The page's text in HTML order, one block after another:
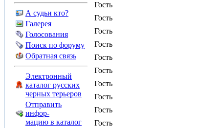
А судьи кто?
Галерея
Голосования
Поиск по форуму
Обратная связь
Электронный
каталог русских
черных терьеров
Отправить
инфор-
мацию в каталог
Гость
Гость
Гость
Гость
Гость
Гость
Гость
Гость
Гость
Гость